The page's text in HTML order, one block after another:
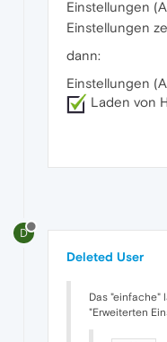
Einstellungen
Einstellungen
dann:
Einstellungen
Laden von
D
Deleted User
Das "einfache"
"Erweiterten